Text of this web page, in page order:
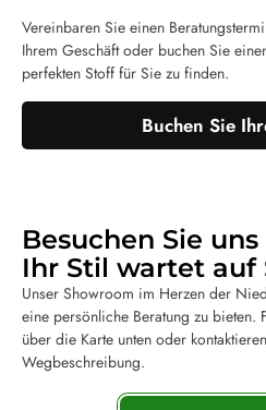
Vereinbaren Sie einen
Ihrem Geschäft oder buchen Sie
perfekten Stoff für Sie zu finden.
Buchen Sie
Besuchen Sie
Ihr Stil wartet auf
Unser Showroom im Herzen der
eine persönliche Beratung zu bieten.
über die Karte unten oder
Wegbeschreibung.